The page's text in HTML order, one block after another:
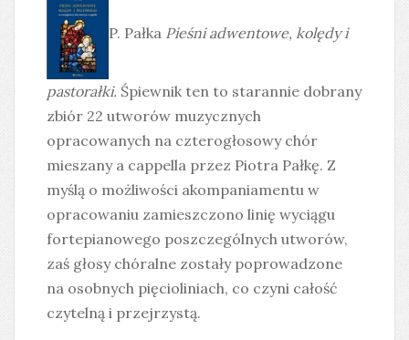
P. Pałka Pieśni adwentowe, kolędy i
pastorałki. Śpiewnik ten to starannie dobrany
zbiór 22 utworów muzycznych
opracowanych na czterogłosowy chór
mieszany a cappella przez Piotra Pałkę. Z
myślą o możliwości akompaniamentu w
opracowaniu zamieszczono linię wyciągu
fortepianowego poszczególnych utworów,
zaś głosy chóralne zostały poprowadzone
na osobnych pięcioliniach, co czyni całość
czytelną i przejrzystą.